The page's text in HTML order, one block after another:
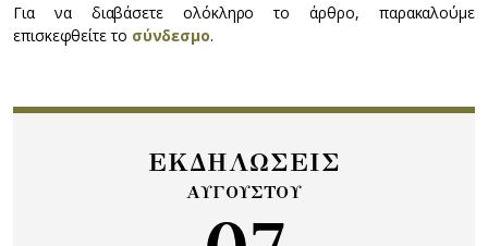
Για να διαβάσετε ολόκληρο το άρθρο, παρακαλούμε
επισκεφθείτε το σύνδεσμο.
ΕΚΔΗΛΩΣΕΙΣ
ΑΥΓΟΥΣΤΟΥ